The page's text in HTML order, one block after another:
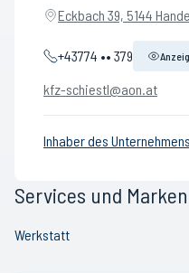
Eckbach 39, 5144
+43774 •• 379
kfz-schiestl@aon.at
Inhaber des
Services und Marken
Werkstatt